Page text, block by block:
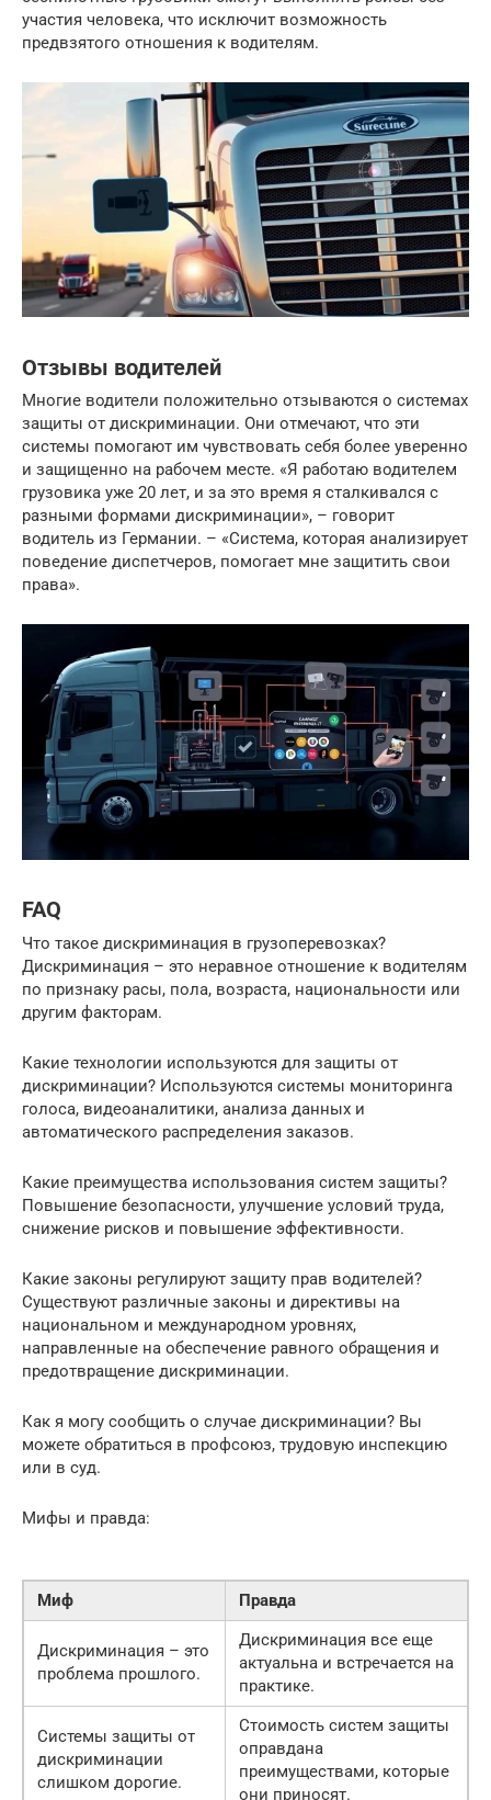
участия человека, что исключит возможность
предвзятого отношения к водителям.
Отзывы водителей
Многие водители положительно отзываются о системах
защиты от дискриминации. Они отмечают, что эти
системы помогают им чувствовать себя более уверенно
и защищенно на рабочем месте. «Я работаю водителем
грузовика уже 20 лет, и за это время я сталкивался с
разными формами дискриминации», – говорит
водитель из Германии. – «Система, которая анализирует
поведение диспетчеров, помогает мне защитить свои
права».
FAQ
Что такое дискриминация в грузоперевозках?
Дискриминация – это неравное отношение к водителям
по признаку расы, пола, возраста, национальности или
другим факторам.
Какие технологии используются для защиты от
дискриминации? Используются системы мониторинга
голоса, видеоаналитики, анализа данных и
автоматического распределения заказов.
Какие преимущества использования систем защиты?
Повышение безопасности, улучшение условий труда,
снижение рисков и повышение эффективности.
Какие законы регулируют защиту прав водителей?
Существуют различные законы и директивы на
национальном и международном уровнях,
направленные на обеспечение равного обращения и
предотвращение дискриминации.
Как я могу сообщить о случае дискриминации? Вы
можете обратиться в профсоюз, трудовую инспекцию
или в суд.
Мифы и правда:
Миф Правда
Дискриминация – это
проблема прошлого.
Дискриминация все еще
актуальна и встречается на
практике.
Системы защиты от
дискриминации
слишком дорогие.
Стоимость систем защиты
оправдана
преимуществами, которые
они приносят.